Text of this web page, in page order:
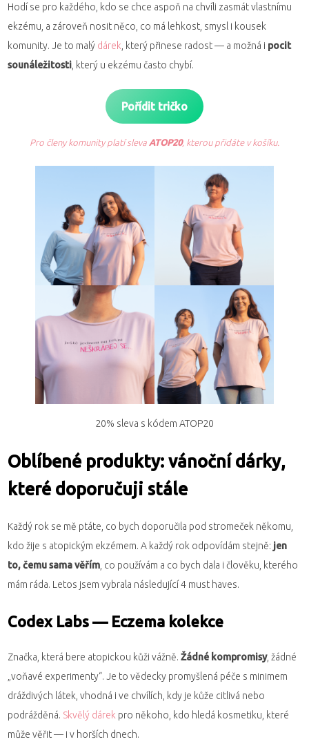
Hodí se pro každého, kdo se chce aspoň na chvíli zasmát vlastnímu
ekzému, a zároveň nosit něco, co má lehkost, smysl i kousek
komunity. Je to malý dárek, který přinese radost — a možná i pocit
sounáležitosti, který u ekzému často chybí.
Pořídit tričko
Pro členy komunity platí sleva ATOP20, kterou přidáte v košíku.
20% sleva s kódem ATOP20
Oblíbené produkty: vánoční dárky,
které doporučuji stále
Každý rok se mě ptáte, co bych doporučila pod stromeček někomu,
kdo žije s atopickým ekzémem. A každý rok odpovídám stejně: jen
to, čemu sama věřím, co používám a co bych dala i člověku, kterého
mám ráda. Letos jsem vybrala následující 4 must haves.
Codex Labs — Eczema kolekce
Značka, která bere atopickou kůži vážně.Žádné kompromisy, žádné
„voňavé experimenty“. Je to vědecky promyšlená péče s minimem
dráždivých látek, vhodná i ve chvílích, kdy je kůže citlivá nebo
podrážděná. Skvělý dárek pro někoho, kdo hledá kosmetiku, které
může věřit — i v horších dnech.